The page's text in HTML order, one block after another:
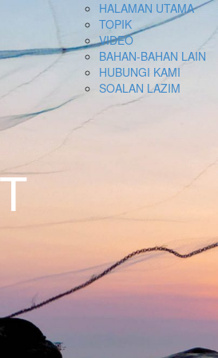
HALAMAN UTAMA
TOPIK
VIDEO
BAHAN-BAHAN LAIN
HUBUNGI KAMI
SOALAN LAZIM